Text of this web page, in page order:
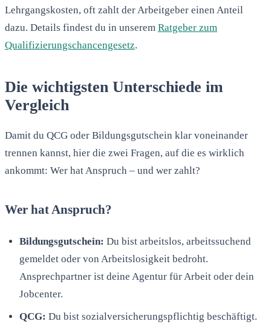
Lehrgangskosten, oft zahlt der Arbeitgeber einen Anteil
dazu. Details findest du in unserem Ratgeber zum
Qualifizierungschancengesetz.
Die wichtigsten Unterschiede im
Vergleich
Damit du QCG oder Bildungsgutschein klar voneinander
trennen kannst, hier die zwei Fragen, auf die es wirklich
ankommt: Wer hat Anspruch – und wer zahlt?
Wer hat Anspruch?
Bildungsgutschein: Du bist arbeitslos, arbeitssuchend
gemeldet oder von Arbeitslosigkeit bedroht.
Ansprechpartner ist deine Agentur für Arbeit oder dein
Jobcenter.
QCG: Du bist sozialversicherungspflichtig beschäftigt.